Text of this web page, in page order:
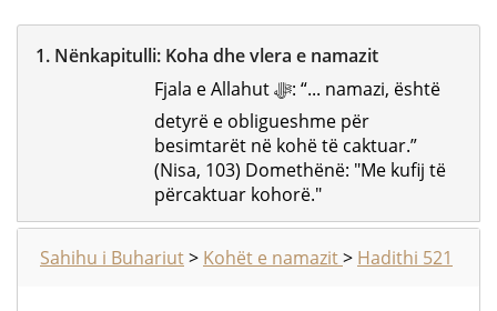
1. Nënkapitulli: Koha dhe vlera e namazit
Fjala e Allahut ﷻ: “... namazi, është
detyrë e obligueshme për
besimtarët në kohë të caktuar.”
(Nisa, 103) Domethënë: "Me kufij të
përcaktuar kohorë."
Sahihu i Buhariut> Kohët e namazit> Hadithi 521